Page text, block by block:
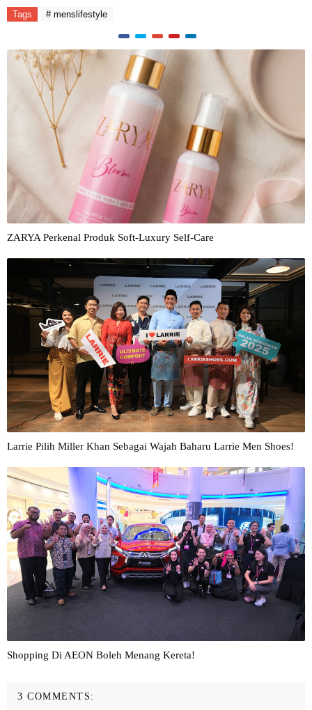
Tags # menslifestyle
ZARYA Perkenal Produk Soft-Luxury Self-Care
Larrie Pilih Miller Khan Sebagai Wajah Baharu Larrie Men Shoes!
Shopping Di AEON Boleh Menang Kereta!
3 COMMENTS: